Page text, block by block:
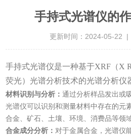
手持式光谱仪的
更新时间：2024-05-22 |
手持式光谱仪是一种基于XRF（X
荧光）光谱分析技术的光谱分析仪
材料识别与分析：通过分析样品发出或
光谱仪可以识别和测量材料中存在的元
合金、矿石、土壤、环境、消费品等领
合金成分分析： 对于金属合金，光谱仪